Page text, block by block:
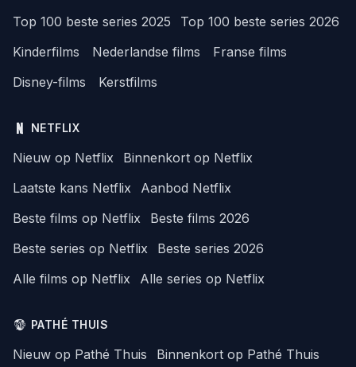
Top 100 beste series 2025
Top 100 beste series 2026
Kinderfilms
Nederlandse films
Franse films
Disney-films
Kerstfilms
NETFLIX
Nieuw op Netflix
Binnenkort op Netflix
Laatste kans Netflix
Aanbod Netflix
Beste films op Netflix
Beste films 2026
Beste series op Netflix
Beste series 2026
Alle films op Netflix
Alle series op Netflix
PATHÉ THUIS
Nieuw op Pathé Thuis
Binnenkort op Pathé Thuis